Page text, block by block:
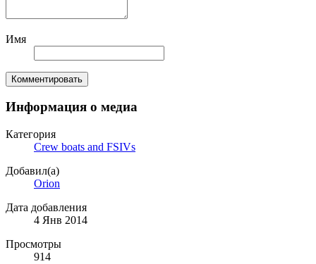
Имя
Комментировать
Информация о медиа
Категория
Crew boats and FSIVs
Добавил(а)
Orion
Дата добавления
4 Янв 2014
Просмотры
914